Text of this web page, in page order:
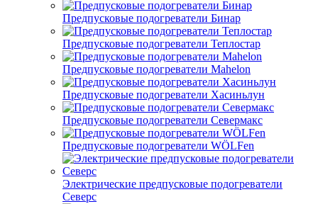
Предпусковые подогреватели Бинар
Предпусковые подогреватели Теплостар
Предпусковые подогреватели Mahelon
Предпусковые подогреватели Хасиньлун
Предпусковые подогреватели Севермакс
Предпусковые подогреватели WÖLFen
Электрические предпусковые подогреватели
Северс